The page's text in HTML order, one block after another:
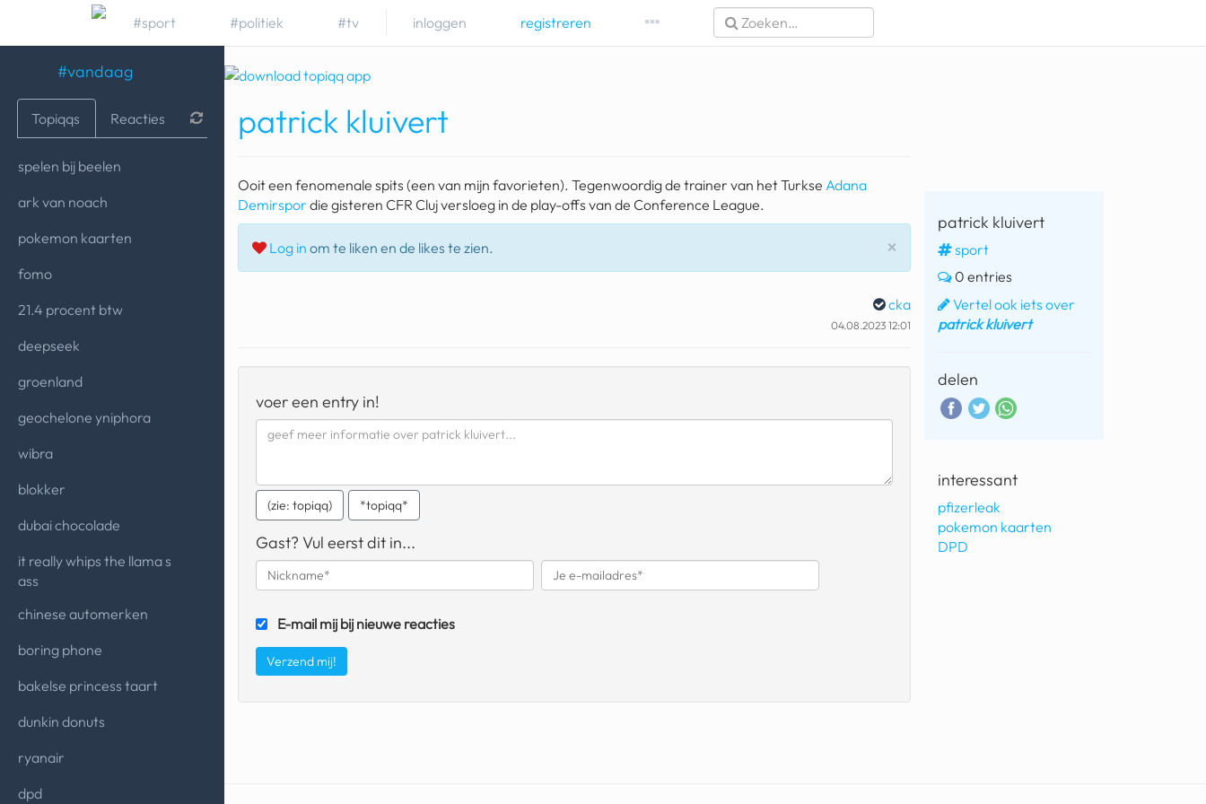
#sport #politiek #tv inloggen registreren
#vandaag
Topiqqs Reacties
spelen bij beelen
ark van noach
pokemon kaarten
fomo
21.4 procent btw
deepseek
groenland
geochelone yniphora
wibra
blokker
dubai chocolade
it really whips the llama s
ass
chinese automerken
boring phone
bakelse princess taart
dunkin donuts
ryanair
dpd
patrick kluivert
Ooit een fenomenale spits (een van mijn favorieten). Tegenwoordig de trainer van het Turkse Adana
Demirspor die gisteren CFR Cluj versloeg in de play-offs van de Conference League.
×Sluiten
Log in om te liken en de likes te zien.
cka
04.08.2023 12:01
voer een entry in!
(zie: topiqq) *topiqq*
Gast? Vul eerst dit in...
E-mail mij bij nieuwe reacties
patrick kluivert
sport
0 entries
Vertel ook iets over
patrick kluivert
delen
interessant
pfizerleak
pokemon kaarten
DPD